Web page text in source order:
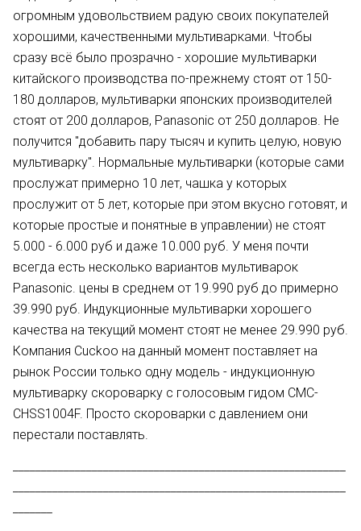
огромным удовольствием радую своих покупателей
хорошими, качественными мультиварками. Чтобы
сразу всё было прозрачно - хорошие мультиварки
китайского производства по-прежнему стоят от 150-
180 долларов, мультиварки японских производителей
стоят от 200 долларов, Panasonic от 250 долларов. Не
получится "добавить пару тысяч и купить целую, новую
мультиварку". Нормальные мультиварки (которые сами
прослужат примерно 10 лет, чашка у которых
прослужит от 5 лет, которые при этом вкусно готовят, и
которые простые и понятные в управлении) не стоят
5.000 - 6.000 руб и даже 10.000 руб. У меня почти
всегда есть несколько вариантов мультиварок
Panasonic. цены в среднем от 19.990 руб до примерно
39.990 руб. Индукционные мультиварки хорошего
качества на текущий момент стоят не менее 29.990 руб.
Компания Cuckoo на данный момент поставляет на
рынок России только одну модель - индукционную
мультиварку скороварку с голосовым гидом CMC-
CHSS1004F. Просто скороварки с давлением они
перестали поставлять.